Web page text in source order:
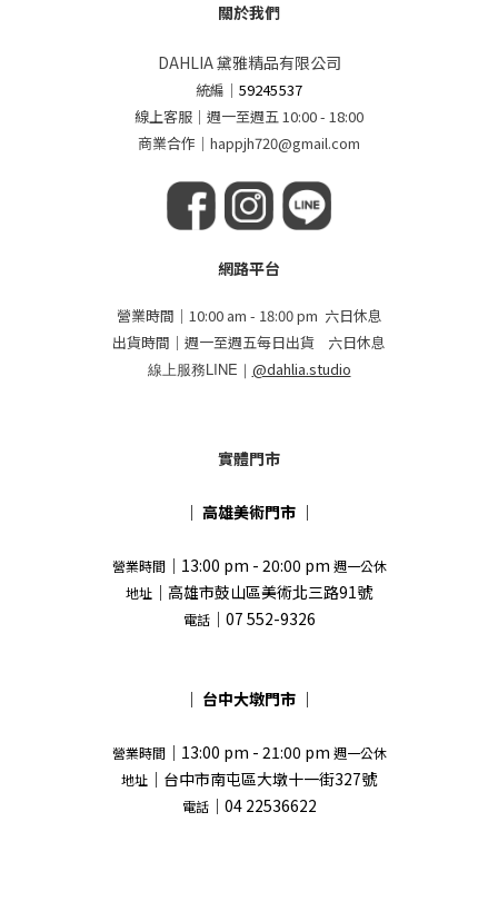
關於我們
DAHLIA 黛雅精品有限公司
統編 ｜59245537
線上客服｜週一至週五 10:00 - 18:00
商業合作｜happjh720@gmail.com
網路平台
營業時間｜10:00 am - 18:00 pm 六日休息
出貨時間｜週一至週五每日出貨 六日休息
線上服務LINE｜ @dahlia.studio
實體門市
｜ 高雄美術門市 ｜
營業時間｜13:00 pm - 20:00 pm 週一公休
地址 ｜高雄市鼓山區美術北三路91號
電話｜07 552-9326
｜ 台中大墩門市 ｜
營業時間｜13:00 pm - 21:00 pm 週一公休
地址 ｜台中市南屯區大墩十一街327號
電話｜04 22536622